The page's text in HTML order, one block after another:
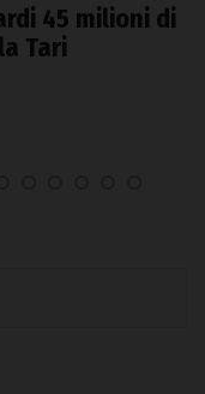
45 milioni di
Tari